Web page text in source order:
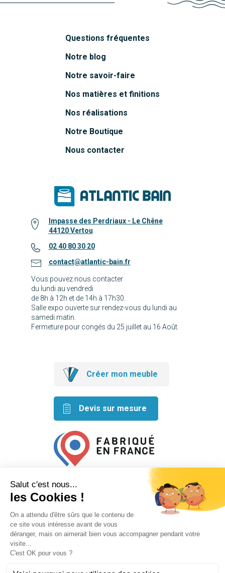
Questions fréquentes
Notre blog
Notre savoir-faire
Nos matières et finitions
Nos réalisations
Notre Boutique
Nous contacter
Impasse des Perdriaux - Le Chêne
44120 Vertou
02 40 80 30 20
contact@atlantic-bain.fr
Vous pouvez nous contacter
du lundi au vendredi
de 8h à 12h et de 14h à 17h30.
Salle expo ouverte sur rendez-vous du lundi au
samedi matin.
Fermeture pour congés du 25 juillet au 16 Août.
Créer mon meuble
Devis sur mesure
Retrouvez nos idées créatives
sur les réseaux